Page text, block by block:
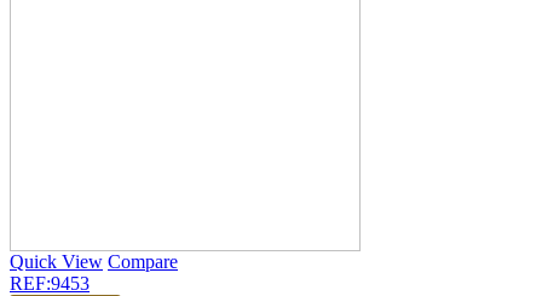
Quick View Compare
REF:9453